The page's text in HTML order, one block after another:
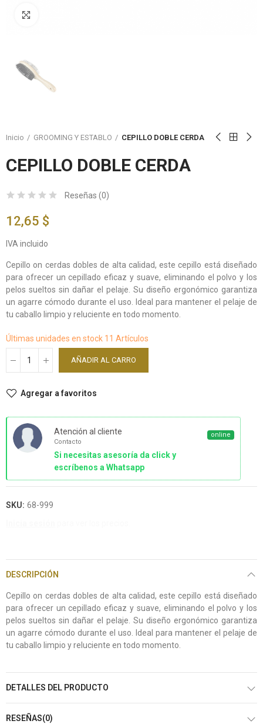
Inicio GROOMING Y ESTABLO CEPILLO DOBLE CERDA
CEPILLO DOBLE CERDA
Reseñas (0)
12,65 $
IVA incluido
Cepillo on cerdas dobles de alta calidad, este cepillo está diseñado
para ofrecer un cepillado eficaz y suave, eliminando el polvo y los
pelos sueltos sin dañar el pelaje. Su diseño ergonómico garantiza
un agarre cómodo durante el uso. Ideal para mantener el pelaje de
tu caballo limpio y reluciente en todo momento.
Últimas unidades en stock 11 Artículos
AÑADIR AL CARRO
Agregar a favoritos
Atención al cliente
Contacto
Si necesitas asesoría da click y
escríbenos a Whatsapp
online
SKU: 68-999
DESCRIPCIÓN
Cepillo on cerdas dobles de alta calidad, este cepillo está diseñado
para ofrecer un cepillado eficaz y suave, eliminando el polvo y los
pelos sueltos sin dañar el pelaje. Su diseño ergonómico garantiza
un agarre cómodo durante el uso. Ideal para mantener el pelaje de
tu caballo limpio y reluciente en todo momento.
DETALLES DEL PRODUCTO
RESEÑAS(0)